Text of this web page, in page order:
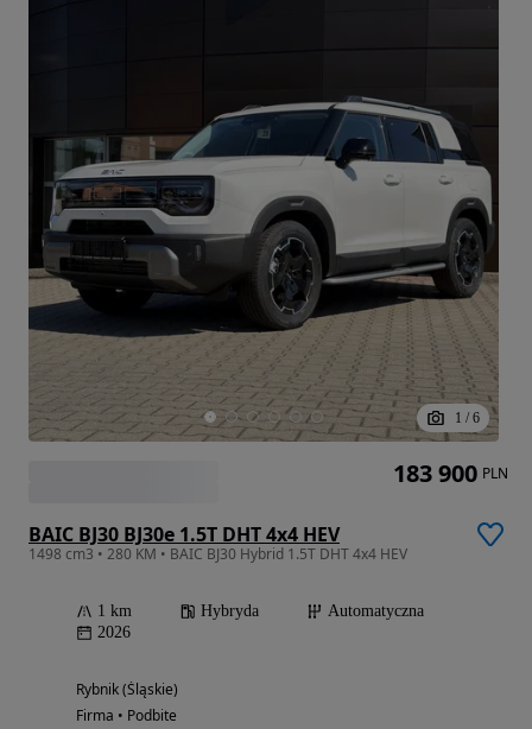
1 / 6
BAIC BJ30 BJ30e 1.5T DHT 4x4 HEV
1498 cm3 • 280 KM • BAIC BJ30 Hybrid 1.5T DHT 4x4 HEV
1 km Hybryda
Automatyczna
2026
Rybnik (Śląskie)
Firma • Podbite
183 900 PLN